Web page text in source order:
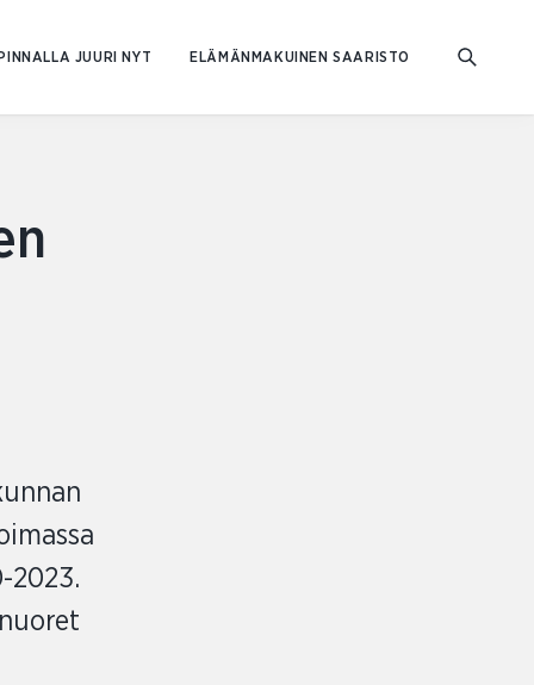
PINNALLA JUURI NYT ELÄMÄNMAKUINEN SAARISTO
2023.